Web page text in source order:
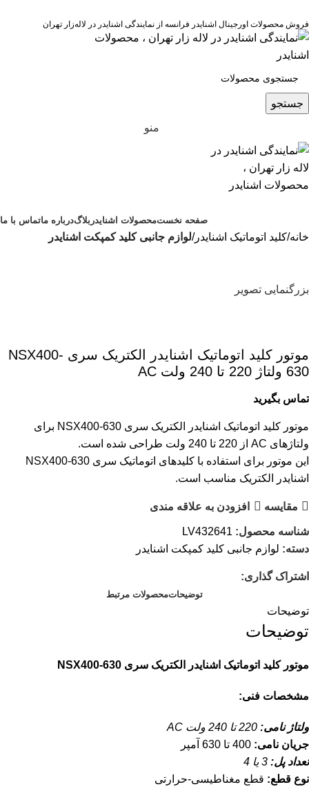
فروش محصولات اورجینال اشنایدر فرانسه از نمایندگی اشنایدر در لاله‌زار تهران
جستجو
منو
صفحه نخستمحصولات اشنایدر بلاگدرباره ماتماس با ما
خانه کلید اتوماتیک اشنایدر لوازم جانبی کلید کمپکت اشنایدر
بزرگنمایی تصویر
موتور کليد اتوماتیک اشنایدر الکتریک سری NSX400-
630 ولتاژ 220 تا 240 ولت AC
تماس بگیرید
موتور کلید اتوماتیک اشنایدر الکتریک سری NSX400-630 برای
ولتاژهای AC از 220 تا 240 ولت طراحی شده است.
این موتور برای استفاده با کلیدهای اتوماتیک سری NSX400-630
اشنایدر الکتریک مناسب است.
مقایسه افزودن به علاقه مندی
شناسه محصول: LV432641
دسته: لوازم جانبی کلید کمپکت اشنایدر
اشتراک گذاری:
توضیحاتمحصولات مرتبط
توضیحات
توضیحات
موتور کلید اتوماتیک اشنایدر الکتریک سری NSX400-630
مشخصات فنی:
ولتاژ نامی:
جریان نامی:
تعداد پل:
نوع قطع: قطع مغناطیسی-حرارتی